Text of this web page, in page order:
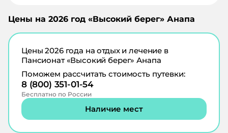
Цены на 2026 год «Высокий берег» Анапа
Цены2026года на отдых и лечение в
Пансионат «Высокий берег» Анапа
Поможем рассчитать стоимость путевки:
8 (800) 351-01-54
Бесплатно по России
Наличие мест